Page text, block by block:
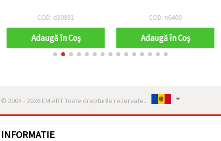
COD: d30881
Adaugă în Coş
COD: n6400
Adaugă în Coş
© 2004 - 2026 EM ART Toate drepturile rezervate..
INFORMATIE